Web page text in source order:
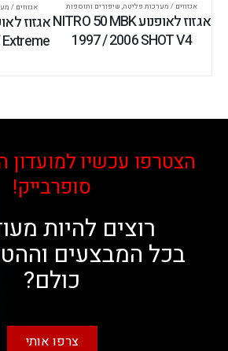
אגזוזים / מערכות פליטה, שיפורים ותוספות
אגזוז לאופנוע NITRO 50 MBK
1997 / 2006 SHOT V4
אגזוזים /
הצטרפו עכשיו
סופרבייק!
רוצים להיות
בכל המבצעים
כולם?
צרפו אותי